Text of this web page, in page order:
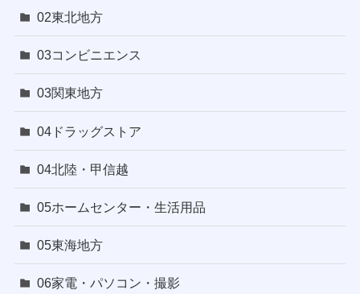
02東北地方
03コンビニエンス
03関東地方
04ドラッグストア
04北陸・甲信越
05ホームセンター・生活用品
05東海地方
06家電・パソコン・撮影